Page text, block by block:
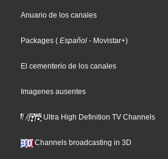
Anuario de los canales
Packages ( Español - Movistar+)
El cementerio de los canales
Imagenes ausentes
Ultra High Definition TV Channels
Channels broadcasting in 3D